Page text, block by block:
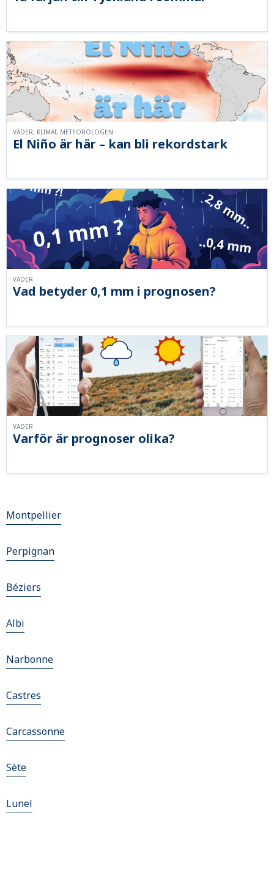
El Niño är här – kan bli rekordstark
VÄDER, KLIMAT, METEOROLOGEN
Vad betyder 0,1 mm i prognosen?
VÄDER
Varför är prognoser olika?
VÄDER
Montpellier
Perpignan
Béziers
Albi
Narbonne
Castres
Carcassonne
Sète
Lunel